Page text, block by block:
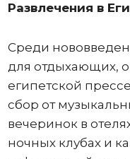
Развлечения в
Среди
для отдыхающих,
египетской
сбор от
вечеринок в
ночных клубах и